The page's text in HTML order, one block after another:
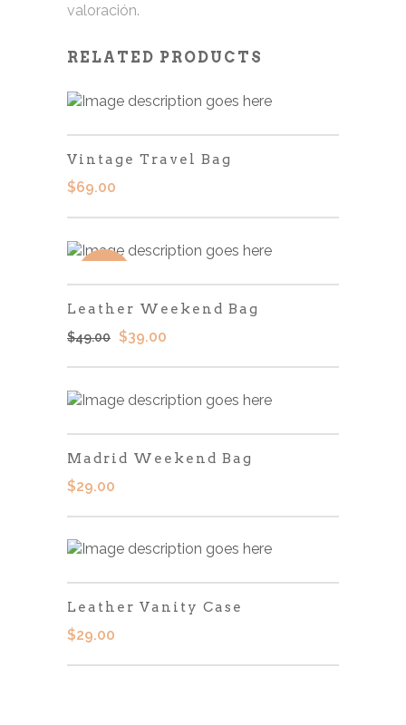
valoración.
RELATED PRODUCTS
Vintage Travel Bag
$69.00
Leather Weekend Bag
$49.00
El
era:
$39.00
es:
Madrid Weekend Bag
$29.00
Leather Vanity Case
$29.00